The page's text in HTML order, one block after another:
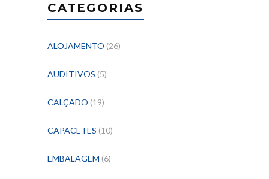
CATEGORIAS
ALOJAMENTO (26)
AUDITIVOS (5)
CALÇADO (19)
CAPACETES (10)
EMBALAGEM (6)